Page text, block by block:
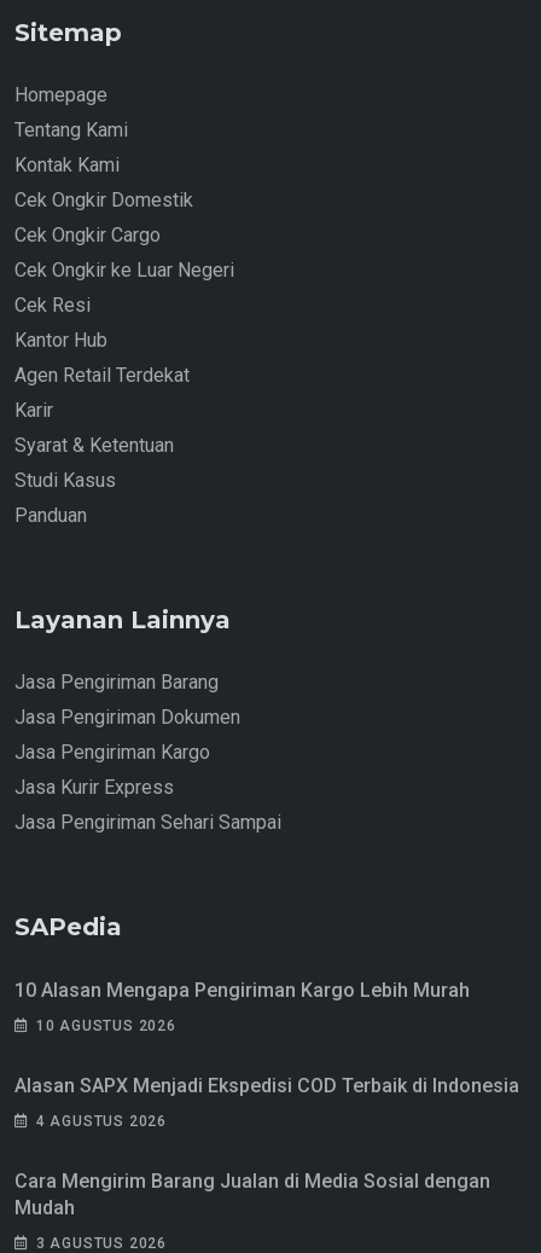
Sitemap
Homepage
Tentang Kami
Kontak Kami
Cek Ongkir Domestik
Cek Ongkir Cargo
Cek Ongkir ke Luar Negeri
Cek Resi
Kantor Hub
Agen Retail Terdekat
Karir
Syarat & Ketentuan
Studi Kasus
Panduan
Layanan Lainnya
Jasa Pengiriman Barang
Jasa Pengiriman Dokumen
Jasa Pengiriman Kargo
Jasa Kurir Express
Jasa Pengiriman Sehari Sampai
SAPedia
10 Alasan Mengapa Pengiriman Kargo Lebih Murah
10 AGUSTUS 2026
Alasan SAPX Menjadi Ekspedisi COD Terbaik di Indonesia
4 AGUSTUS 2026
Cara Mengirim Barang Jualan di Media Sosial dengan
Mudah
3 AGUSTUS 2026